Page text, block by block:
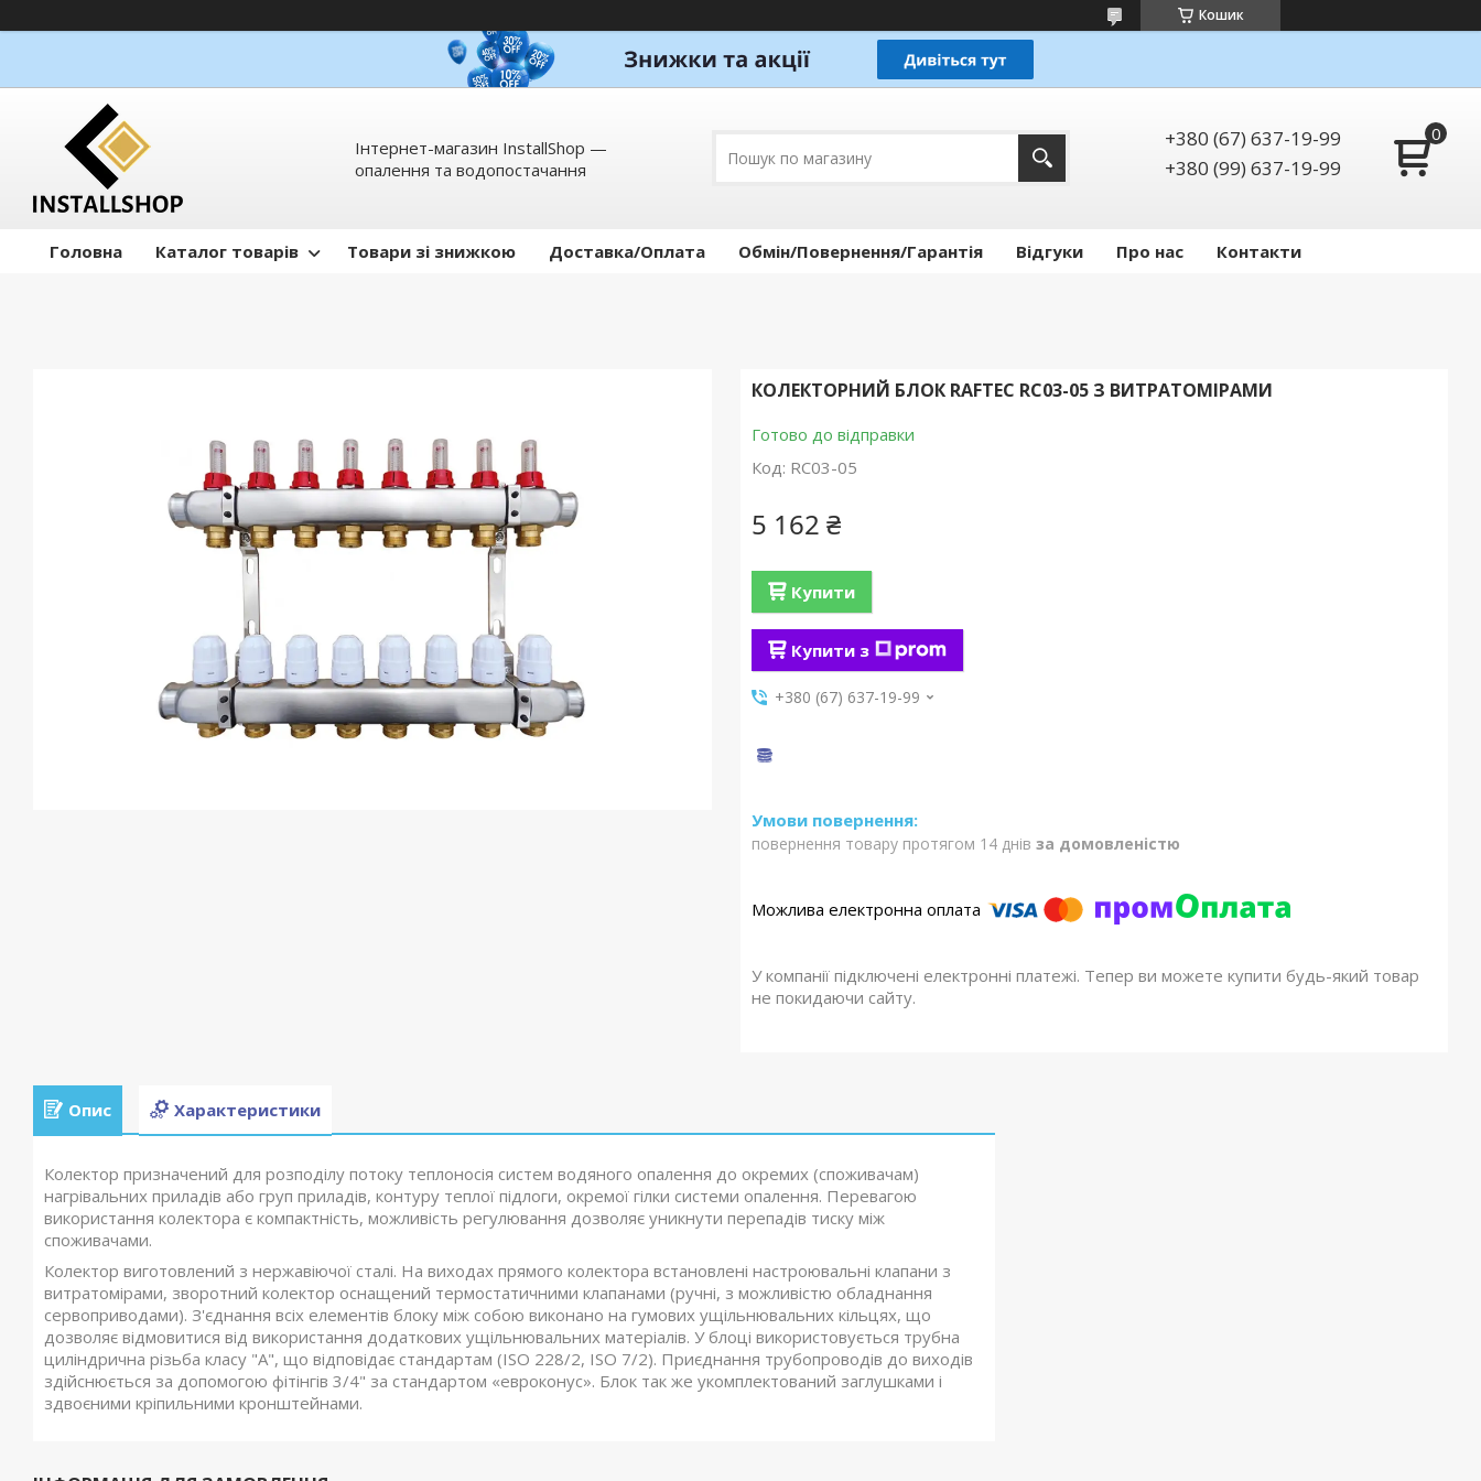
Кошик
Інтернет-магазин InstallShop —
опалення та водопостачання
+380 (67) 637-19-99
+380 (99) 637-19-99
Головна Каталог товарів Товари зі знижкою Доставка/Оплата Обмін/Повернення/Гарантія Відгуки Про нас Контакти
КОЛЕКТОРНИЙ БЛОК RAFTEC RC03-05 З ВИТРАТОМІРАМИ
Готово до відправки
Код: RC03-05
5 162 ₴
Купити
Купити з
+380 (67) 637-19-99
повернення товару протягом 14 днів за домовленістю
У компанії підключені електронні платежі. Тепер ви можете купити будь-який товар
не покидаючи сайту.
Опис Характеристики
Колектор призначений для розподілу потоку теплоносія систем водяного опалення до окремих (споживачам)
нагрівальних приладів або груп приладів, контуру теплої підлоги, окремої гілки системи опалення. Перевагою
використання колектора є компактність, можливість регулювання дозволяє уникнути перепадів тиску між
споживачами.
Колектор виготовлений з нержавіючої сталі. На виходах прямого колектора встановлені настроювальні клапани з
витратомірами, зворотний колектор оснащений термостатичними клапанами (ручні, з можливістю обладнання
сервоприводами). З'єднання всіх елементів блоку між собою виконано на гумових ущільнювальних кільцях, що
дозволяє відмовитися від використання додаткових ущільнювальних матеріалів. У блоці використовується трубна
циліндрична різьба класу "А", що відповідає стандартам (ISO 228/2, ISO 7/2). Приєднання трубопроводів до виходів
здійснюється за допомогою фітінгів 3/4" за стандартом «евроконус». Блок так же укомплектований заглушками і
здвоєними кріпильними кронштейнами.